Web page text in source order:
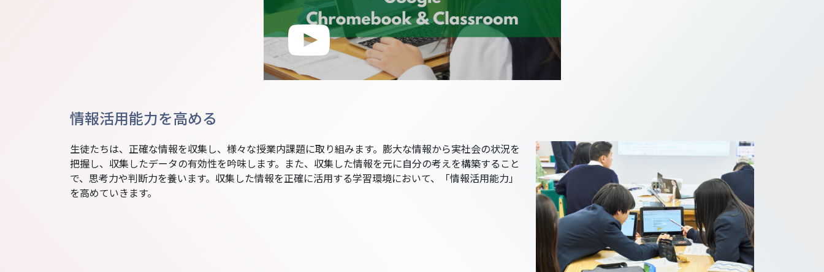
情報活用能力を高める
生徒たちは、正確な情報を収集し、様々な授業内課題に取り組みます。膨大な情報から実社会の状況を
把握し、収集したデータの有効性を吟味します。また、収集した情報を元に自分の考えを構築すること
で、思考力や判断力を養います。収集した情報を正確に活用する学習環境において、「情報活用能力」
を高めていきます。